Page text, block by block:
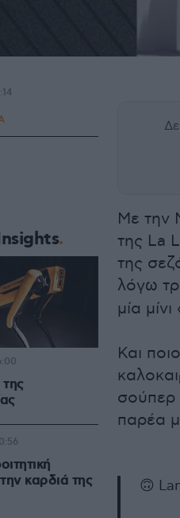
Με την
της La
της
λόγω
μία
Και
σούπερ
παρέα
🙃
καρδιά της